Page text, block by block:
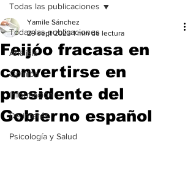
Todas las publicaciones
Análisis
Opinión
Información
De interés
Psicología y Salud
Todas las publicaciones
Feijóo fracasa en
convertirse en
presidente del
Gobierno español
Yamile Sánchez
29 sept 2023 1 min de lectura